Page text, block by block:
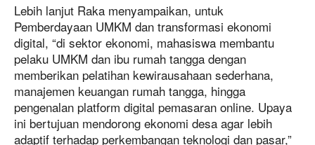
Lebih lanjut Raka menyampaikan, untuk
Pemberdayaan UMKM dan transformasi ekonomi
digital, “di sektor ekonomi, mahasiswa membantu
pelaku UMKM dan ibu rumah tangga dengan
memberikan pelatihan kewirausahaan sederhana,
manajemen keuangan rumah tangga, hingga
pengenalan platform digital pemasaran online. Upaya
ini bertujuan mendorong ekonomi desa agar lebih
adaptif terhadap perkembangan teknologi dan pasar,”